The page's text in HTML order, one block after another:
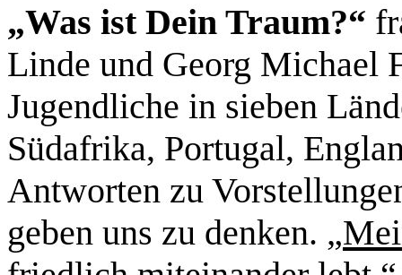
„Was ist Dein Traum?“
Linde und Georg Michael
Jugendliche in sieben Lä
Südafrika, Portugal,
Antworten zu
geben uns zu denken. „